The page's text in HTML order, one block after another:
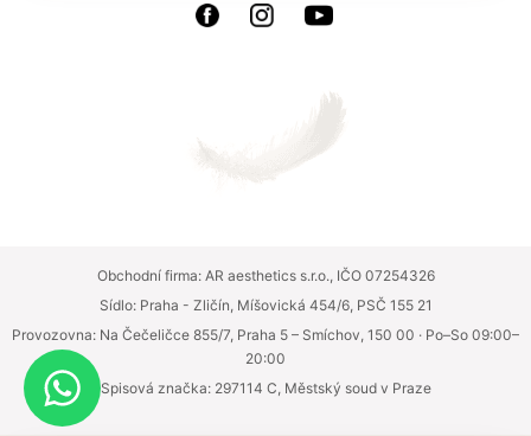
Obchodní firma: AR aesthetics s.r.o., IČO 07254326
Sídlo: Praha - Zličín, Míšovická 454/6, PSČ 155 21
Provozovna: Na Čečeličce 855/7, Praha 5 – Smíchov, 150 00 · Po–So 09:00–
20:00
Spisová značka: 297114 C, Městský soud v Praze